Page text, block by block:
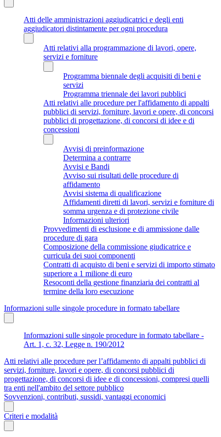
Atti delle amministrazioni aggiudicatrici e degli enti
aggiudicatori distintamente per ogni procedura
Atti relativi alla programmazione di lavori, opere,
servizi e forniture
Programma biennale degli acquisiti di beni e
servizi
Programma triennale dei lavori pubblici
Atti relativi alle procedure per l'affidamento di appalti
pubblici di servizi, forniture, lavori e opere, di concorsi
pubblici di progettazione, di concorsi di idee e di
concessioni
Avvisi di preinformazione
Determina a contrarre
Avvisi e Bandi
Avviso sui risultati delle procedure di
affidamento
Avvisi sistema di qualificazione
Affidamenti diretti di lavori, servizi e forniture di
somma urgenza e di protezione civile
Informazioni ulteriori
Provvedimenti di esclusione e di ammissione dalle
procedure di gara
Composizione della commissione giudicatrice e
curricula dei suoi componenti
Contratti di acquisto di beni e servizi di importo stimato
superiore a 1 milione di euro
Resoconti della gestione finanziaria dei contratti al
termine della loro esecuzione
Informazioni sulle singole procedure in formato tabellare
Informazioni sulle singole procedure in formato tabellare -
Art. 1, c. 32, Legge n. 190/2012
Atti relativi alle procedure per l’affidamento di appalti pubblici di
servizi, forniture, lavori e opere, di concorsi pubblici di
progettazione, di concorsi di idee e di concessioni, compresi quelli
tra enti nell'ambito del settore pubblico
Sovvenzioni, contributi, sussidi, vantaggi economici
Criteri e modalità